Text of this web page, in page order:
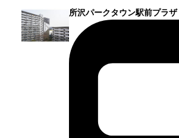
所沢パークタウン駅前プラザ